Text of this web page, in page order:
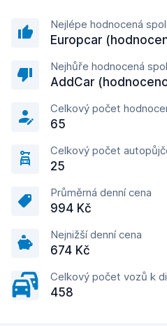
Nejlépe hodnocená
Europcar
Nejhůře hodnocená
AddCar
Celkový počet
65
Celkový počet
25
Průměrná denní cena
994 Kč
Nejnižší denní cena
674 Kč
Celkový počet vozů k
458